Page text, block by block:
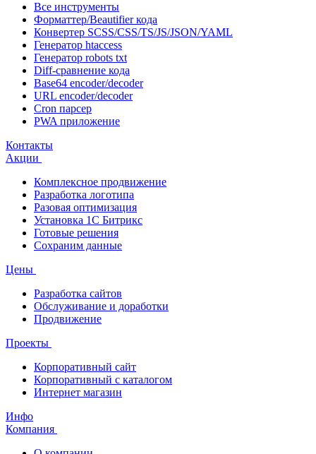
Все инструменты
Форматтер/Beautifier кода
Конвертер SCSS/CSS/TS/JS/JSON/YAML
Генератор htaccess
Генератор robots txt
Diff-сравнение кода
Base64 encoder/decoder
URL encoder/decoder
Cron парсер
PWA приложение
Контакты
Акции
Комплексное продвижение
Разработка логотипа
Разовая оптимизация
Установка 1С Битрикс
Готовые решения
Сохраним данные
Цены
Разработка сайтов
Обслуживание и доработки
Продвижение
Проекты
Корпоративный сайт
Корпоративный с каталогом
Интернет магазин
Инфо
Компания